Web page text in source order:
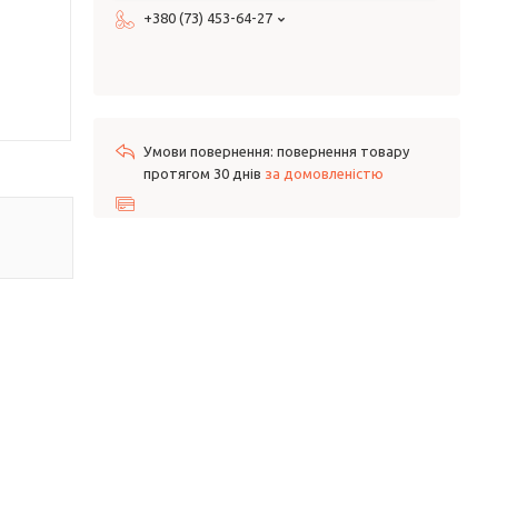
+380 (73) 453-64-27
повернення товару
протягом 30 днів за домовленістю